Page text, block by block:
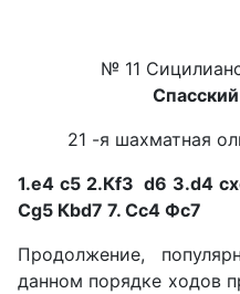
№ 11
21 -я шахматная
1.е4 с5 2.Кf3 d6 3.d4
Сg5 Кbd7 7. Сc4 Фс7
Продолжение,
данном по­рядке ходов